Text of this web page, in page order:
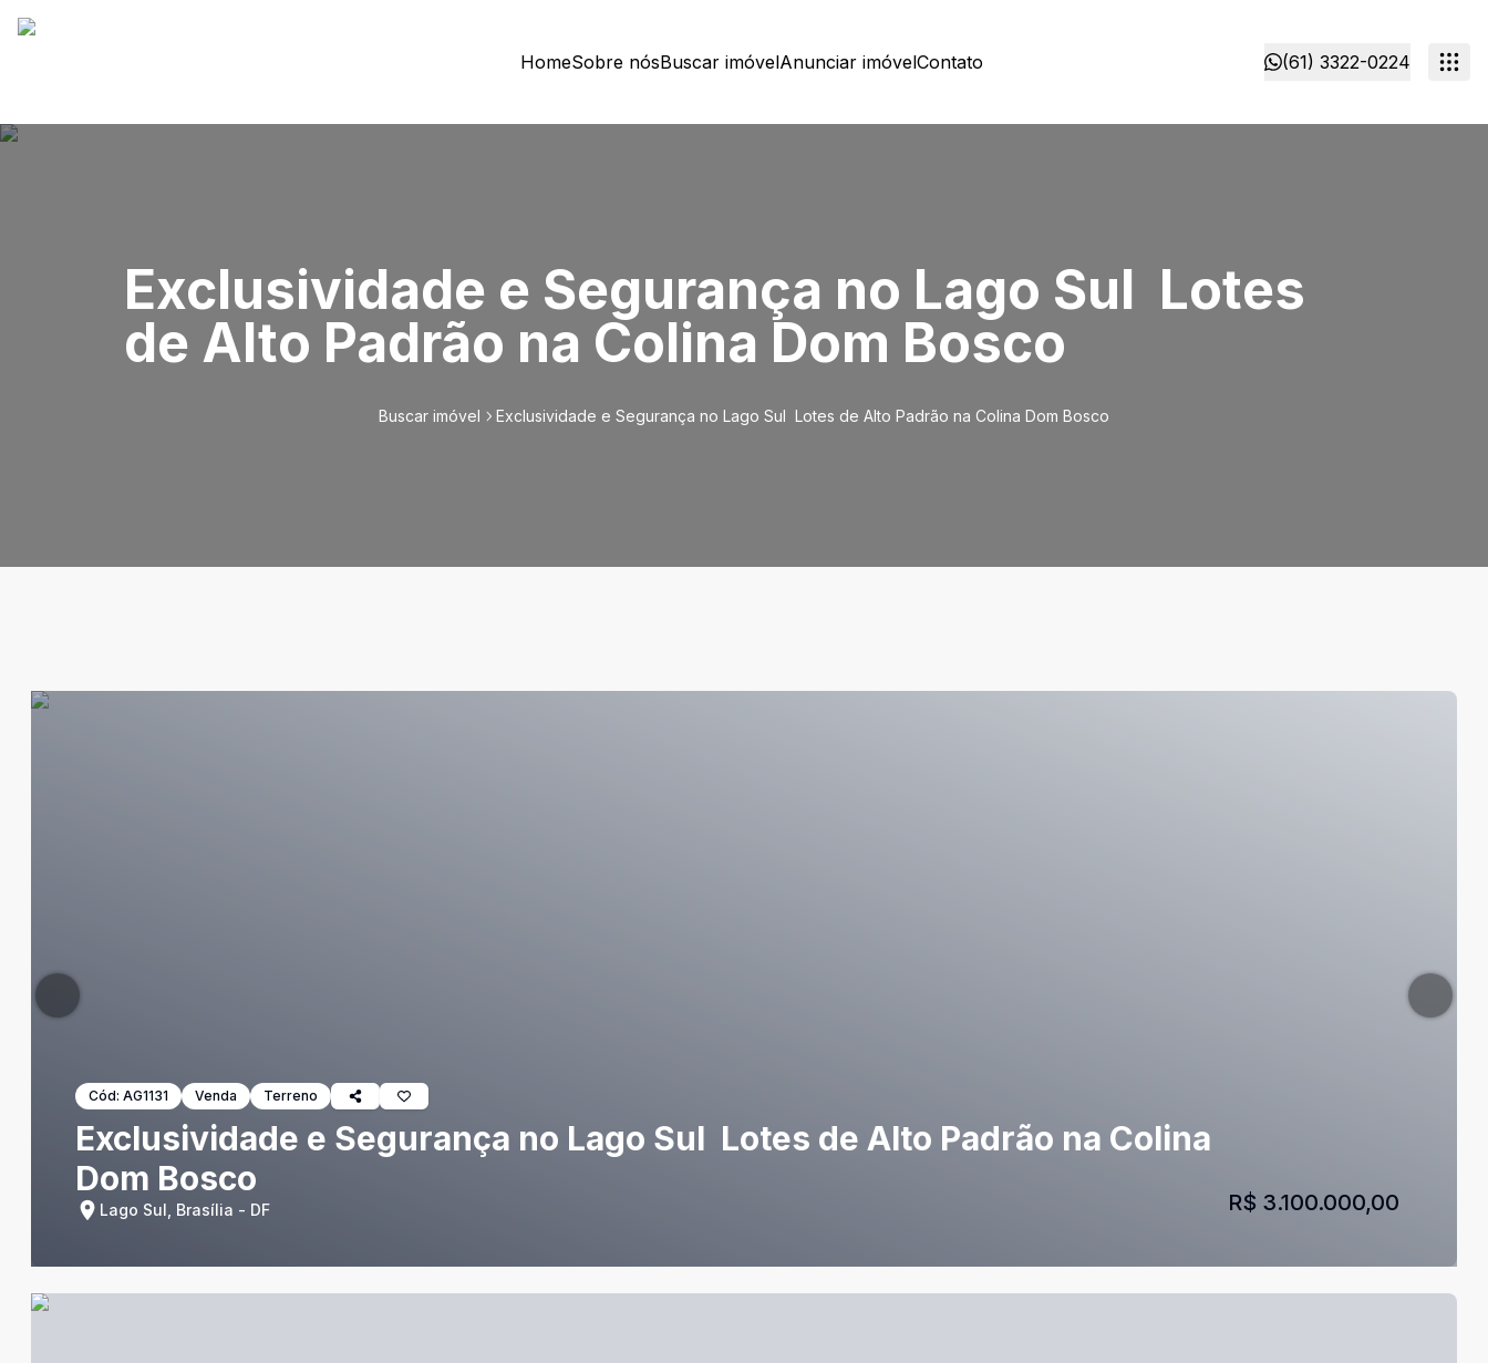
HomeSobre nósBuscar imóvelAnunciar imóvelContato (61) 3322-0224
Exclusividade e Segurança no Lago Sul  Lotes
de Alto Padrão na Colina Dom Bosco
Buscar imóvel Exclusividade e Segurança no Lago Sul  Lotes de Alto Padrão na Colina Dom Bosco
Cód: AG1131 Venda Terreno
Exclusividade e Segurança no Lago Sul  Lotes de Alto Padrão na Colina
Dom Bosco
Lago Sul, Brasília - DF R$ 3.100.000,00